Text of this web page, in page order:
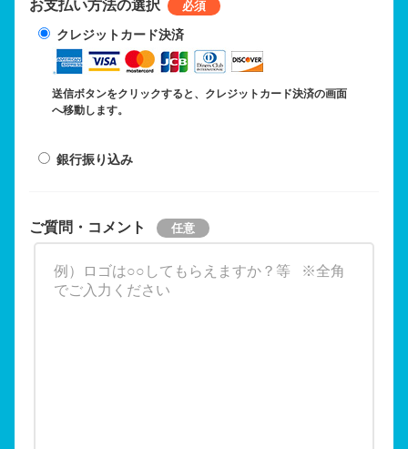
お支払い方法の選択
クレジットカード決済
送信ボタンをクリックすると、クレジットカード決済の画面
へ移動します。
銀行振り込み
ご質問・コメント